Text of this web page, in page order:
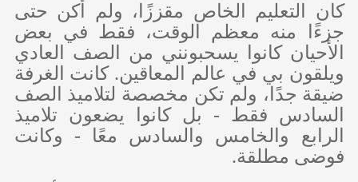
كان التعليم الخاص مقززًا، ولم أكن حتى
جزءًا منه معظم الوقت، فقط في بعض
الأحيان كانوا يسحبونني من الصف العادي
ويلقون بي في عالم المعاقين. كانت الغرفة
ضيقة جدًا، ولم تكن مخصصة لتلاميذ الصف
السادس فقط - بل كانوا يضعون تلاميذ
الرابع والخامس والسادس معًا - وكانت
فوضى مطلقة.